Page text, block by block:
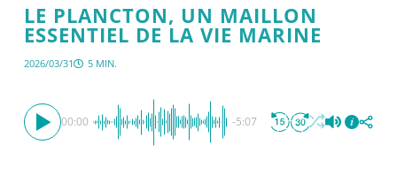
LE PLANCTON, UN MAILLON
ESSENTIEL DE LA VIE MARINE
2026/03/31 5 MIN.
00:00 -5:07